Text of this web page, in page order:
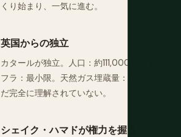
くり始まり、一気に進む。
英国からの独立
カタールが独立。人口：約111,000人。イン
フラ：最小限。天然ガス埋蔵量：巨大、ま
だ完全に理解されていない。
シェイク・ハマドが権力を握る